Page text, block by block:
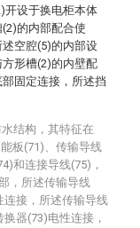
开设于换电柜本体
的内部配合使
空腔(5)的内部设
形槽(2)的内壁配
固定连接，所述挡
结构，其特征在
板(71)、传输导线
和连接导线(75)，
，所述传输导线
连接，所述传输导线
器(73)电性连接，